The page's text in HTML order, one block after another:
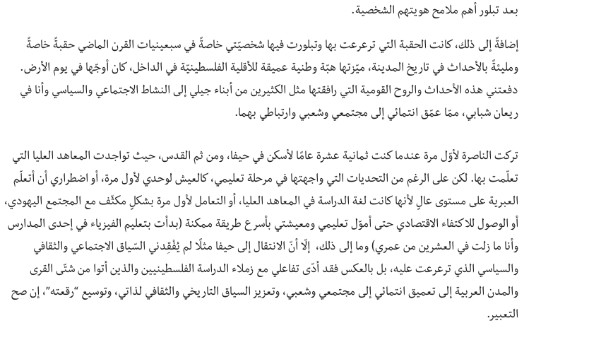
بعد تبلور أهم ملامح هويتهم الشخصية.
إضافةً إلى ذلك، كانت الحقبة التي ترعرعت بها وتبلورت فيها شخصيّتي خاصةً في سبعينيات القرن الماضي حقبةً خاصةً
ومليئةً بالأحداث في تاريخ المدينة، ميّزتها هبّة وطنية عميقة للأقلية الفلسطينيّة في الداخل، كان أوجّها في يوم الأرض.
دفعتني هذه الأحداث والروح القومية التي رافقتها مثل الكثيرين من أبناء جيلي إلى النشاط الاجتماعي والسياسي وأنا في
ريعان شبابي، ممّا عمّق انتمائي إلى مجتمعي وشعبي وارتباطي بهما.
تركت الناصرة لأوّل مرة عندما كنت ثمانية عشرة عامًا لأسكن في حيفا، ومن ثم القدس، حيث تواجدت المعاهد العليا التي
تعلّمت بها. لكن على الرغم من التحديات التي واجهتها في مرحلة تعليمي، كالعيش لوحدي لأول مرة، أو اضطراري أن أتعلّم
العبرية على مستوى عالٍ لأنها كانت لغة الدراسة في المعاهد العليا، أو التعامل لأول مرة بشكلٍ مكثّف مع المجتمع اليهودي،
أو الوصول للاكتفاء الاقتصادي حتى أموّل تعليمي ومعيشتي بأسرع طريقة ممكنة (بدأت بتعليم الفيزياء في إحدى المدارس
وأنا ما زلت في العشرين من عمري) وما إلى ذلك، إلّا أنّ الانتقال إلى حيفا مثلًا لم يُفْقِدني السّياق الاجتماعي والثقافي
والسياسي الذي ترعرعت عليه، بل بالعكس فقد أدّى تفاعلي مع زملاء الدراسة الفلسطينيين والذين أتوا من شتّى القرى
والمدن العربية إلى تعميق انتمائي إلى مجتمعي وشعبي، وتعزيز السياق التاريخي والثقافي لذاتي، وتوسيع “رقعته”، إن صح
التعبير.